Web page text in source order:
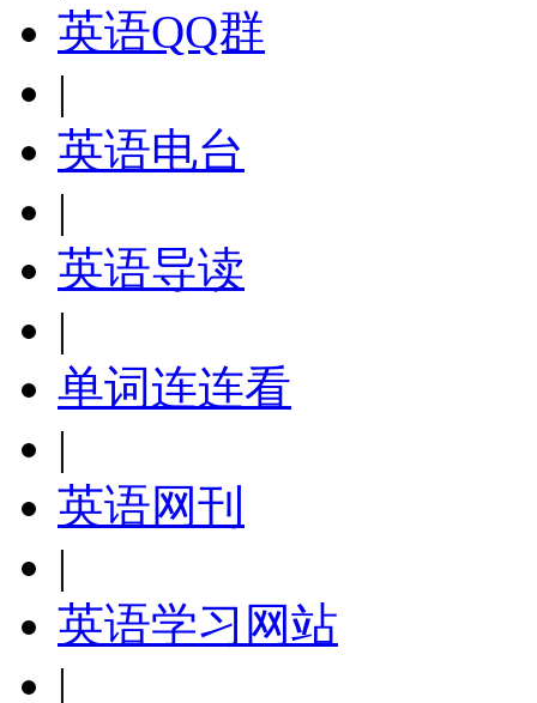
英语QQ群
|
英语电台
|
英语导读
|
单词连连看
|
英语网刊
|
英语学习网站
|